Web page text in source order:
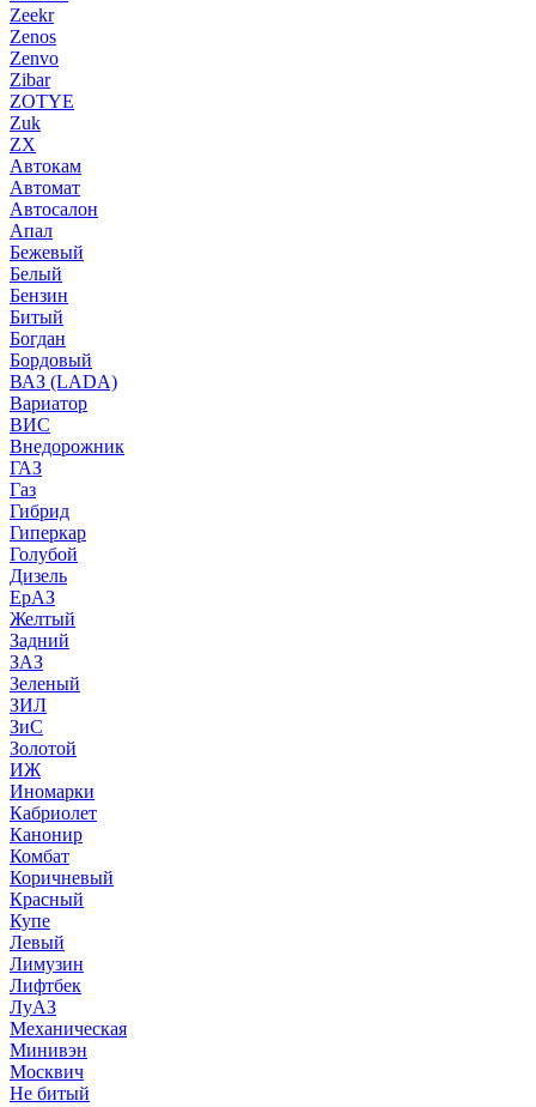
Zeekr
Zenos
Zenvo
Zibar
ZOTYE
Zuk
ZX
Автокам
Автомат
Автосалон
Апал
Бежевый
Белый
Бензин
Битый
Богдан
Бордовый
ВАЗ (LADA)
Вариатор
ВИС
Внедорожник
ГАЗ
Газ
Гибрид
Гиперкар
Голубой
Дизель
ЕрАЗ
Желтый
Задний
ЗАЗ
Зеленый
ЗИЛ
ЗиС
Золотой
ИЖ
Иномарки
Кабриолет
Канонир
Комбат
Коричневый
Красный
Купе
Левый
Лимузин
Лифтбек
ЛуАЗ
Механическая
Минивэн
Москвич
Не битый